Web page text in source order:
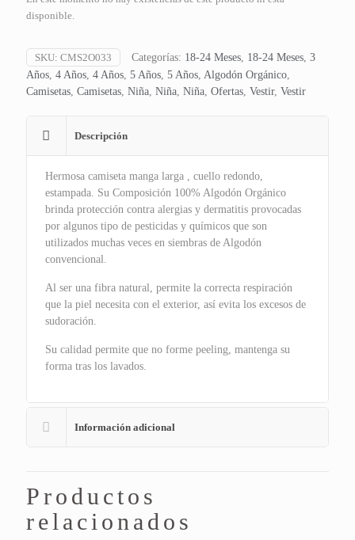
disponible.
SKU: CMS2O033 Categorías: 18-24 Meses, 18-24 Meses, 3
Años, 4 Años, 4 Años, 5 Años, 5 Años, Algodón Orgánico,
Camisetas, Camisetas, Niña, Niña, Niña, Ofertas, Vestir, Vestir
Descripción
Hermosa camiseta manga larga , cuello redondo,
estampada. Su Composición 100% Algodón Orgánico
brinda protección contra alergias y dermatitis provocadas
por algunos tipo de pesticidas y químicos que son
utilizados muchas veces en siembras de Algodón
convencional.
Al ser una fibra natural, permite la correcta respiración
que la piel necesita con el exterior, así evita los excesos de
sudoración.
Su calidad permite que no forme peeling, mantenga su
forma tras los lavados.
Información adicional
Productos
relacionados